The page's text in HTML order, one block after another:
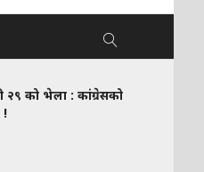
२९ को भेला : कांग्रेसको
!